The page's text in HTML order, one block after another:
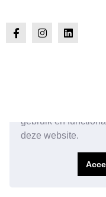
gebruik en
deze website.